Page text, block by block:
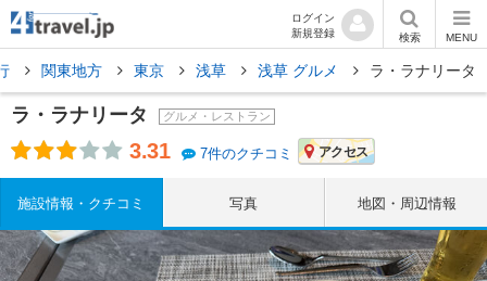
ログイン
新規登録
検索 MENU
関東地方 東京 浅草 浅草 グルメ ラ・ラナリータ
ラ・ラナリータ グルメ・レストラン
3.31 7件のクチコミ アクセス
施設情報・クチコミ 写真 地図・周辺情報